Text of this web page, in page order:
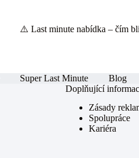
⚠️ Last minute nabídka – čím
Super Last Minute
Blog
Doplňující
Zásady
Spolupráce
Kariéra